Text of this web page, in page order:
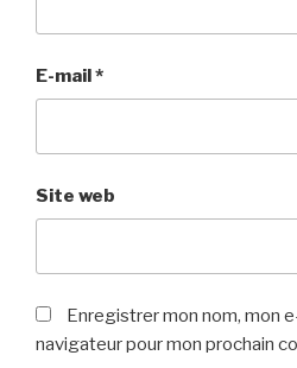
E-mail*
Site web
Enregistrer mon nom, mon
navigateur pour mon prochain